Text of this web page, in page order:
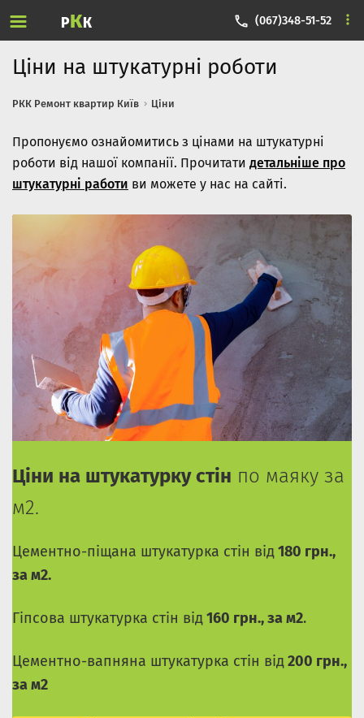
РКК (067)348-51-52
Ціни на штукатурні роботи
РКК Ремонт квартир Київ Ціни
Пропонуємо ознайомитись з цінами на штукатурні
роботи від нашої компанії. Прочитати детальніше про
штукатурні работи ви можете у нас на сайті.
Ціни на штукатурку стін по маяку за
м2.
Цементно-піщана штукатурка стін від180 грн.,
за м2.
Гіпсова штукатурка стін від160 грн., за м2.
Цементно-вапняна штукатурка стін від200 грн.,
за м2